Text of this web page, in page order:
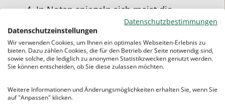
In Noten spiegeln sich meist die
der Schüler:innen wider:
Noten werden
vorherigen Leistungenvergeben und
nicht mit einem objektiven,
Bundesländer haben zur Notenvergabe
oft
Datenschutzbestimmungen
Datenschutzeinstellungen
Wir verwenden Cookies, um Ihnen ein optimales Webseiten-Erlebnis zu
bieten. Dazu zählen Cookies, die für den Betrieb der Seite notwendig sind,
sowie solche, die lediglich zu anonymen Statistikzwecken genutzt werden.
Sie können entscheiden, ob Sie diese zulassen möchten.
Weitere Informationen und Änderungsmöglichkeiten erhalten Sie, wenn Sie
auf "Anpassen" klicken.